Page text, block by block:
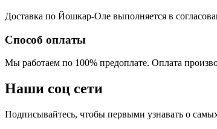
Доставка по Йошкар-Оле выполняется в
Способ оплаты
Мы работаем по 100% предоплате. Оплата
Наши соц сети
Подписывайтесь, чтобы первыми узнавать о